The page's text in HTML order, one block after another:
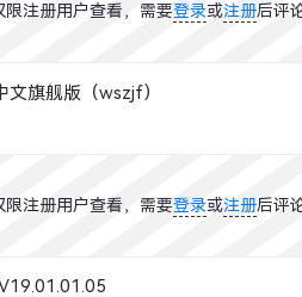
限注册用户查看，需要登录或注册后评
旗舰版（wszjf）
限注册用户查看，需要登录或注册后评